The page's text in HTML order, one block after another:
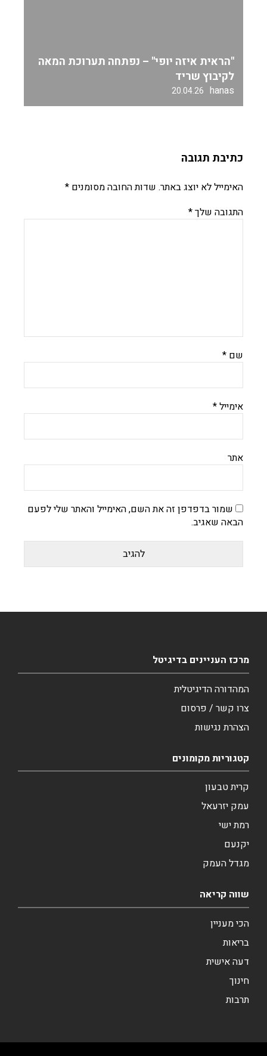
"הראית איזה יופי" – נפתחה תערוכת המאה
לקיבוץ שריד
hanas
20.04.26
כתיבת תגובה
האימייל לא יוצג באתר. שדות החובה מסומנים *
התגובה שלך*
שם *
אימייל*
אתר
שמור בדפדפן זה את השם, האימייל והאתר שלי לפעם
הבאה שאגיב.
מרכז העניינים בדיגיטל
המהדורה הדיגיטלית
צרו קשר / פרסום
הצהרת נגישות
קטגוריות מקומונים
קרית טבעון
עמק יזרעאל
רמת ישי
יקנעם
מגדל העמק
שווה קריאה
הכי מעניין
בריאות
דעה אישית
חינוך
תרבות